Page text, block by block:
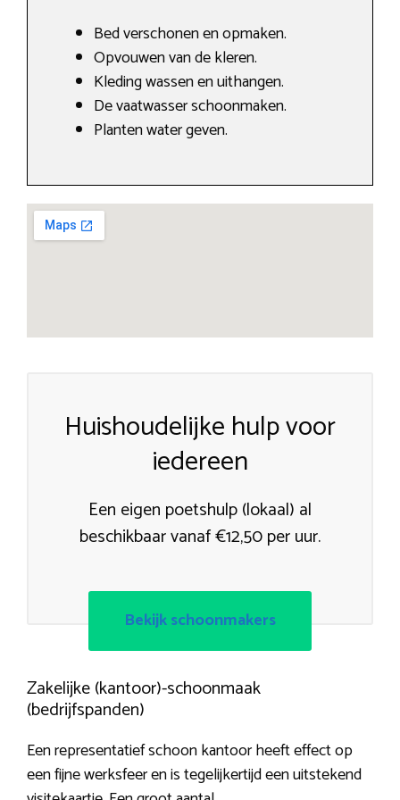
Bed verschonen en opmaken.
Opvouwen van de kleren.
Kleding wassen en uithangen.
De vaatwasser schoonmaken.
Planten water geven.
Huishoudelijke hulp voor
iedereen
Een eigen poetshulp (lokaal) al
beschikbaar vanaf €12,50 per uur.
Bekijk schoonmakers
Zakelijke (kantoor)-schoonmaak
(bedrijfspanden)
Een representatief schoon kantoor heeft effect op
een fijne werksfeer en is tegelijkertijd een uitstekend